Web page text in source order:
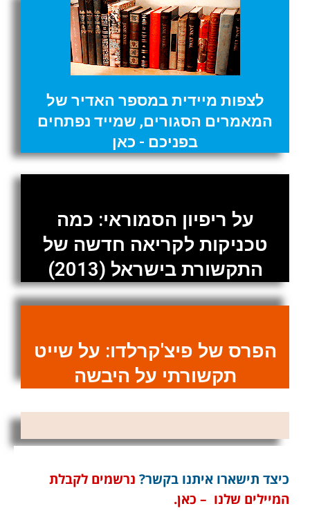
לצפות מיידית במספר האדיר של
המאמרים הסגורים, שמייד נפתחים
בפניכם - כאן
על ריפיון הסמוראי: כמה
טכניקות לקריאה חדשה של
התקשורת בישראל (2013)
הפרס של פיצ'קרלדו: על שייט
תקשורתי על היבשה
כיצד תישארו איתנו בקשר? נרשמים לקבלת
המיילים שלנו – כאן.